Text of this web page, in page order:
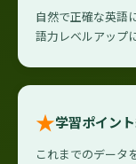
自然で正確な英語
語力レベルアップ
★学習ポイン
これまでのデータ